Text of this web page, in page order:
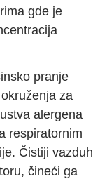
gde je
pranje
za
alergena
respiratornim
Čistiji vazduh
čineći ga